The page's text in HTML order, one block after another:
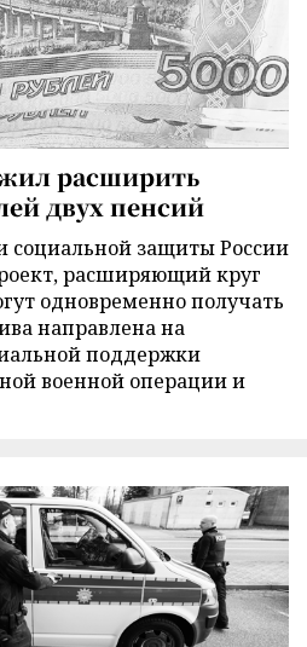
расширить
двух пенсий
социальной защиты России
расширяющий круг
одновременно получать
направлена на
поддержки
военной операции и